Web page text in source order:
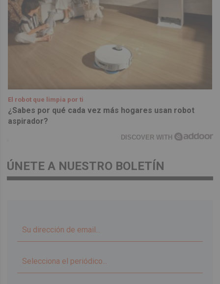
El robot que limpia por ti
¿Sabes por qué cada vez más hogares usan robot
aspirador?
DISCOVER WITH
ÚNETE A NUESTRO BOLETÍN